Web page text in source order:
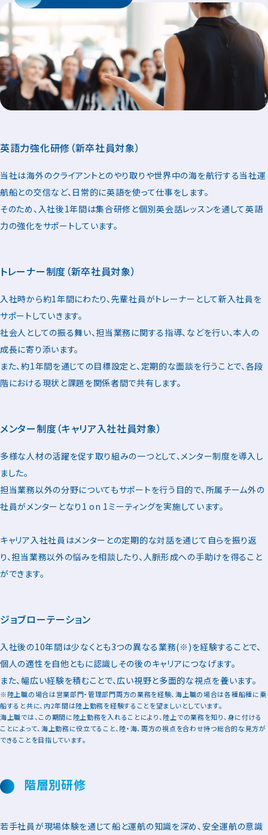
英語力強化研修（新卒社員対象）
当社は海外のクライアントとのやり取りや世界中の海を航行する当社運
航船との交信など、日常的に英語を使って仕事をします。
そのため、入社後1年間は集合研修と個別英会話レッスンを通して英語
力の強化をサポートしています。
トレーナー制度（新卒社員対象）
入社時から約1年間にわたり、先輩社員がトレーナーとして新入社員を
サポートしていきます。
社会人としての振る舞い、担当業務に関する指導、などを行い、本人の
成長に寄り添います。
また、約1年間を通じての目標設定と、定期的な面談を行うことで、各段
階における現状と課題を関係者間で共有します。
メンター制度（キャリア入社社員対象）
多様な人材の活躍を促す取り組みの一つとして、メンター制度を導入し
ました。
担当業務以外の分野についてもサポートを行う目的で、所属チーム外の
社員がメンターとなり1 on 1ミーティングを実施しています。
キャリア入社社員はメンターとの定期的な対話を通じて自らを振り返
り、担当業務以外の悩みを相談したり、人脈形成への手助けを得ること
ができます。
ジョブローテーション
入社後の10年間は少なくとも3つの異なる業務(※)を経験することで、
個人の適性を自他ともに認識しその後のキャリアにつなげます。
また、幅広い経験を積むことで、広い視野と多面的な視点を養います。
※陸上職の場合は営業部門・管理部門両方の業務を経験、海上職の場合は各種船種に乗
船すると共に、内2年間は陸上勤務を経験することを望ましいとしています。
海上職では、この期間に陸上勤務を入れることにより、陸上での業務を知り、身に付ける
ことによって、海上勤務に役立てること、陸・海、両方の視点を合わせ持つ総合的な見方が
できることを目指しています。
階層別研修
若手社員が現場体験を通じて船と運航の知識を深め、安全運航の意識